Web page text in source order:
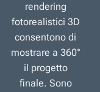
rendering
fotorealistici 3D
consentono di
mostrare a 360°
il progetto
finale. Sono